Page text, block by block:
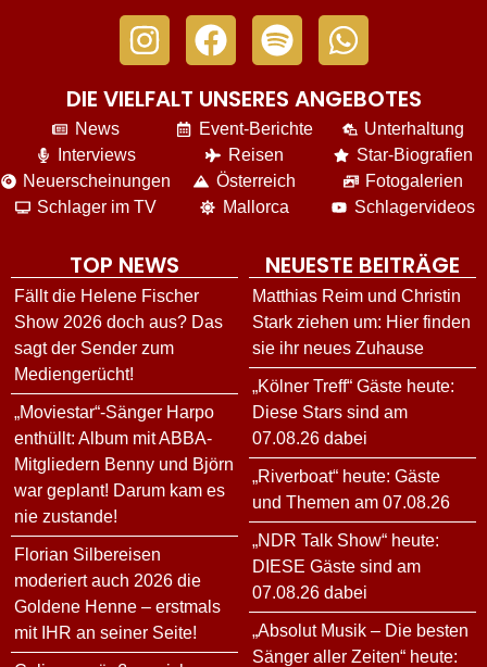
DIE VIELFALT UNSERES ANGEBOTES
News
Interviews
Neuerscheinungen
Schlager im TV
Event-Berichte
Reisen
Österreich
Mallorca
Unterhaltung
Star-Biografien
Fotogalerien
Schlagervideos
TOP NEWS
Fällt die Helene Fischer
Show 2026 doch aus? Das
sagt der Sender zum
Mediengerücht!
„Moviestar“-Sänger Harpo
enthüllt: Album mit ABBA-
Mitgliedern Benny und Björn
war geplant! Darum kam es
nie zustande!
Florian Silbereisen
moderiert auch 2026 die
Goldene Henne – erstmals
mit IHR an seiner Seite!
NEUESTE BEITRÄGE
Matthias Reim und Christin
Stark ziehen um: Hier finden
sie ihr neues Zuhause
„Kölner Treff“ Gäste heute:
Diese Stars sind am
07.08.26 dabei
„Riverboat“ heute: Gäste
und Themen am 07.08.26
„NDR Talk Show“ heute:
DIESE Gäste sind am
07.08.26 dabei
„Absolut Musik – Die besten
Sänger aller Zeiten“ heute: